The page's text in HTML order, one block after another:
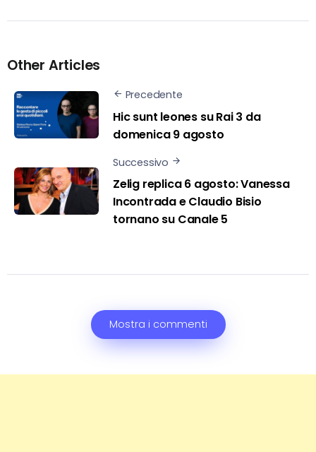
Other Articles
Precedente
Hic sunt leones su Rai 3 da
domenica 9 agosto
Successivo
Zelig replica 6 agosto: Vanessa
Incontrada e Claudio Bisio
tornano su Canale 5
Mostra i commenti